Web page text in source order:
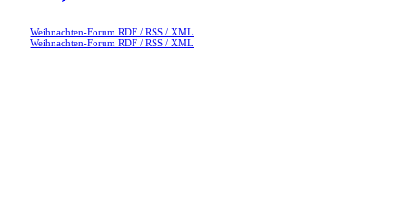
Weihnachten-Forum RDF / RSS / XML
Weihnachten-Forum RDF / RSS / XML